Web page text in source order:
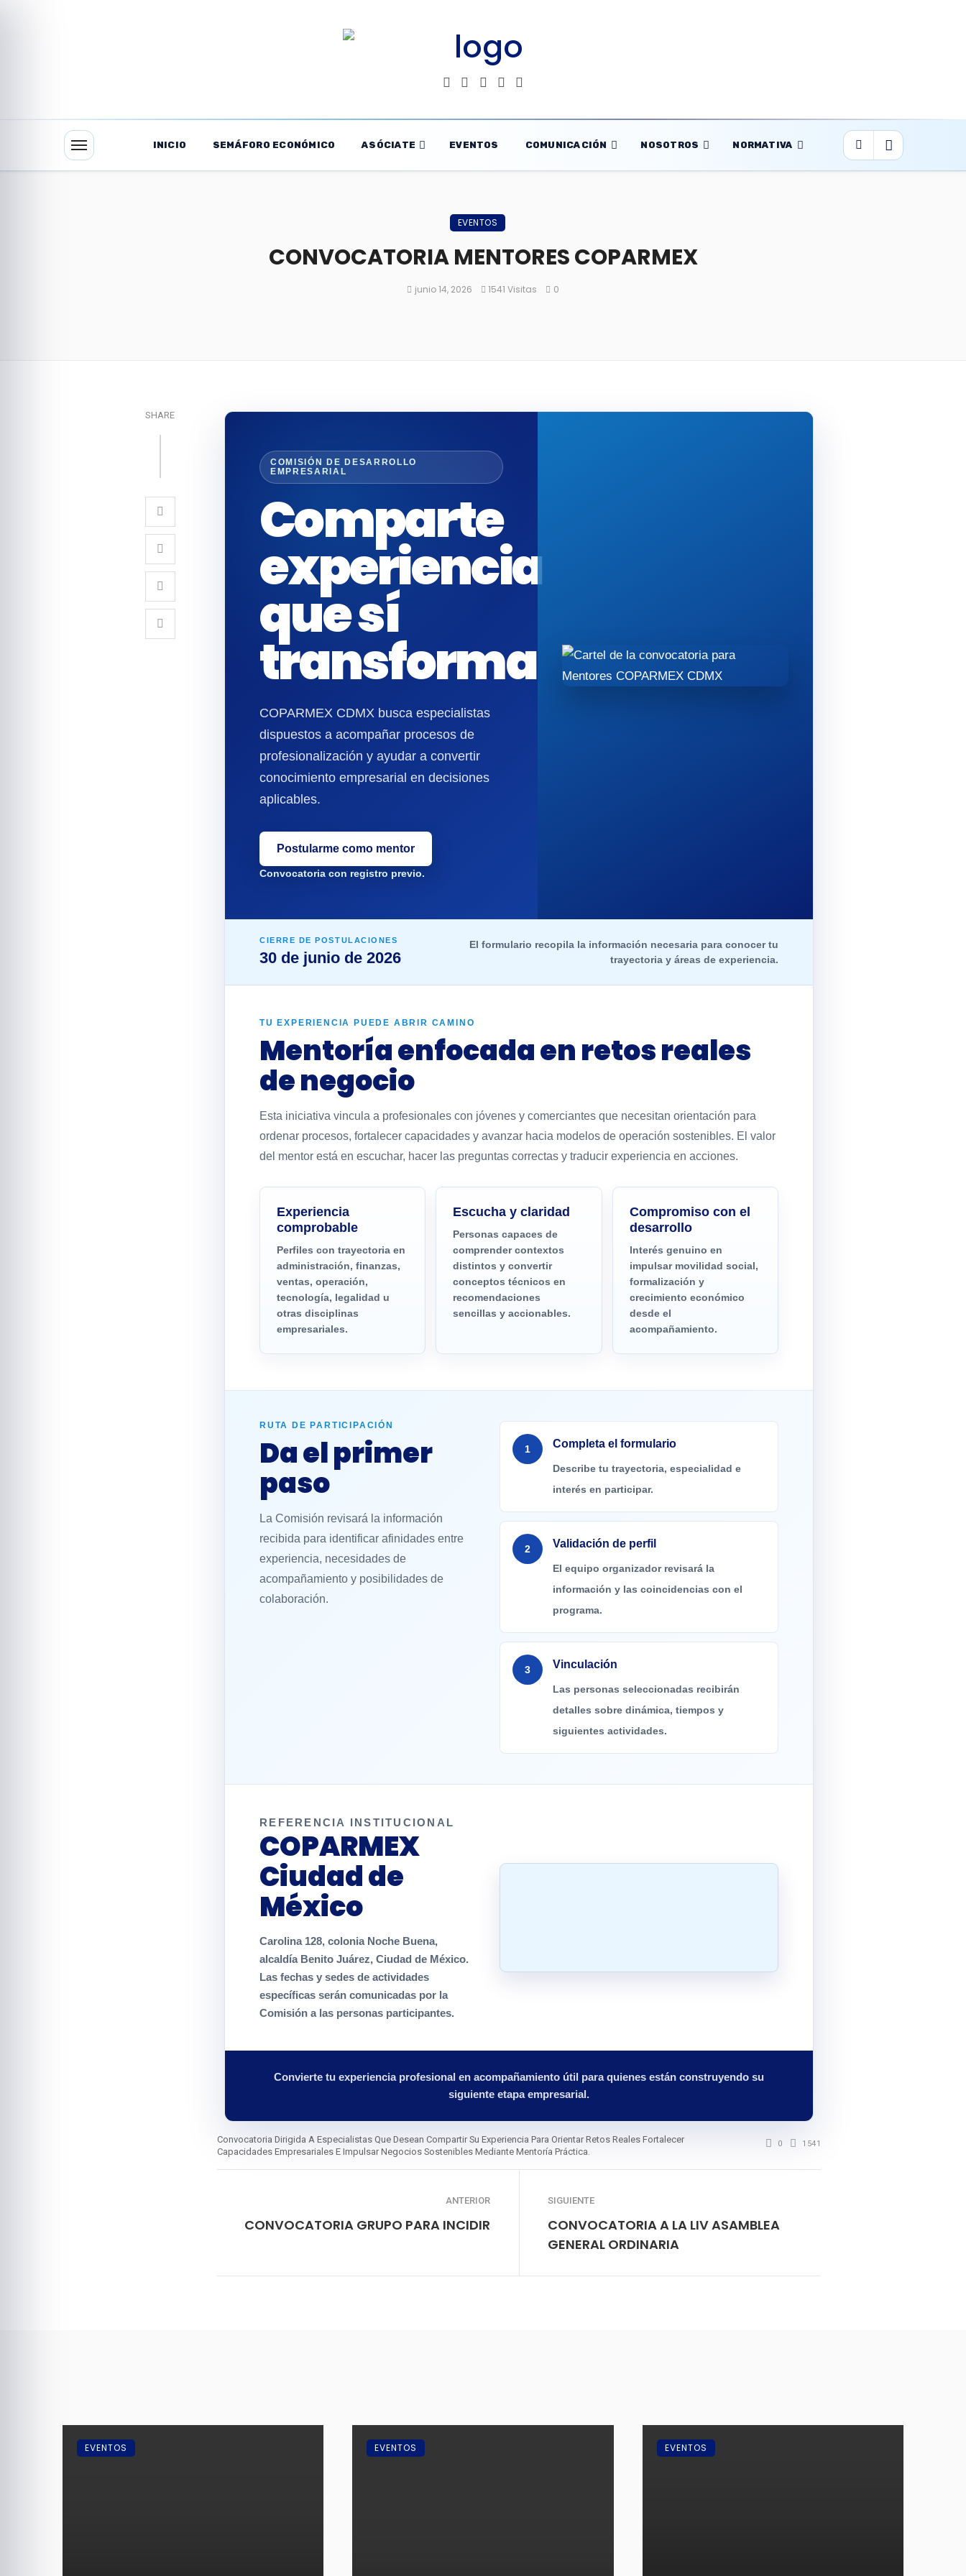
INICIO SEMÁFORO ECONÓMICO ASÓCIATE EVENTOS COMUNICACIÓN NOSOTROS NORMATIVA
EVENTOS
CONVOCATORIA MENTORES COPARMEX
junio 14, 2026 1541 Visitas 0
SHARE
COMISIÓN DE DESARROLLO
EMPRESARIAL
Comparte
experiencia
que sí
transforma
COPARMEX CDMX busca especialistas
dispuestos a acompañar procesos de
profesionalización y ayudar a convertir
conocimiento empresarial en decisiones
aplicables.
Postularme como mentor
Convocatoria con registro previo.
CIERRE DE POSTULACIONES
30 de junio de 2026
El formulario recopila la información necesaria para conocer tu
trayectoria y áreas de experiencia.
TU EXPERIENCIA PUEDE ABRIR CAMINO
Mentoría enfocada en retos reales
de negocio
Esta iniciativa vincula a profesionales con jóvenes y comerciantes que necesitan orientación para
ordenar procesos, fortalecer capacidades y avanzar hacia modelos de operación sostenibles. El valor
del mentor está en escuchar, hacer las preguntas correctas y traducir experiencia en acciones.
Experiencia
comprobable
Perfiles con trayectoria en
administración, finanzas,
ventas, operación,
tecnología, legalidad u
otras disciplinas
empresariales.
Escucha y claridad
Personas capaces de
comprender contextos
distintos y convertir
conceptos técnicos en
recomendaciones
sencillas y accionables.
Compromiso con el
desarrollo
Interés genuino en
impulsar movilidad social,
formalización y
crecimiento económico
desde el
acompañamiento.
RUTA DE PARTICIPACIÓN
Da el primer
paso
La Comisión revisará la información
recibida para identificar afinidades entre
experiencia, necesidades de
acompañamiento y posibilidades de
colaboración.
1 Completa el formulario
Describe tu trayectoria, especialidad e
interés en participar.
2 Validación de perfil
El equipo organizador revisará la
información y las coincidencias con el
programa.
3 Vinculación
Las personas seleccionadas recibirán
detalles sobre dinámica, tiempos y
siguientes actividades.
REFERENCIA INSTITUCIONAL
COPARMEX
Ciudad de
México
Carolina 128, colonia Noche Buena,
alcaldía Benito Juárez, Ciudad de México.
Las fechas y sedes de actividades
específicas serán comunicadas por la
Comisión a las personas participantes.
Convierte tu experiencia profesional en acompañamiento útil para quienes están construyendo su
siguiente etapa empresarial.
Convocatoria Dirigida A Especialistas Que Desean Compartir Su Experiencia Para Orientar Retos Reales Fortalecer
Capacidades Empresariales E Impulsar Negocios Sostenibles Mediante Mentoría Práctica.
0 1541
ANTERIOR
CONVOCATORIA GRUPO PARA INCIDIR
SIGUIENTE
CONVOCATORIA A LA LIV ASAMBLEA
GENERAL ORDINARIA
EVENTOS EVENTOS EVENTOS